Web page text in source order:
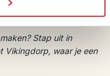
panoramische ramen
mist.
Stap uit in
Vikingdorp, waar je een